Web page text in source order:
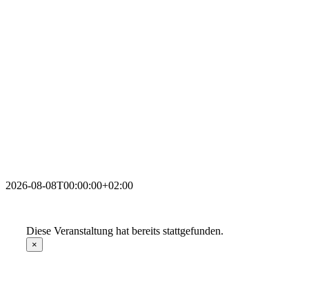
2026-08-08T00:00:00+02:00
Diese Veranstaltung hat bereits stattgefunden.
×